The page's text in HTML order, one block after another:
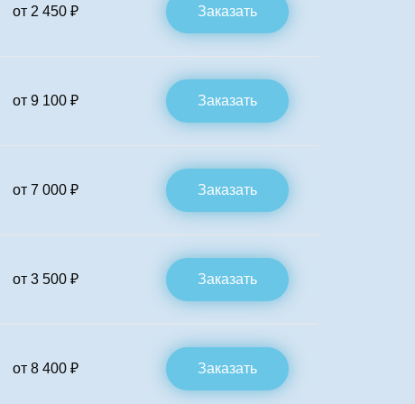
от 2 450 ₽ Заказать
от 9 100 ₽ Заказать
от 7 000 ₽ Заказать
от 3 500 ₽ Заказать
от 8 400 ₽ Заказать